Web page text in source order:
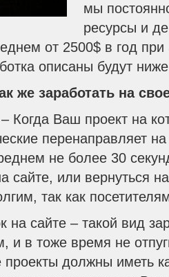
мы
ресурсы и
от 2500$ в год при
описаны будут
же заработать на
Когда Ваш проект на
перенаправляет
не более 30
сайте, или вернуться
так как
сайте – такой вид
и в тоже время не
проекты должны иметь